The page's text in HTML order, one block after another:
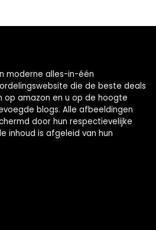
moderne alles-in-één
die de beste deals
op amazon en u op de hoogte
blogs. Alle afbeeldingen
door hun respectievelijke
inhoud is afgeleid van hun